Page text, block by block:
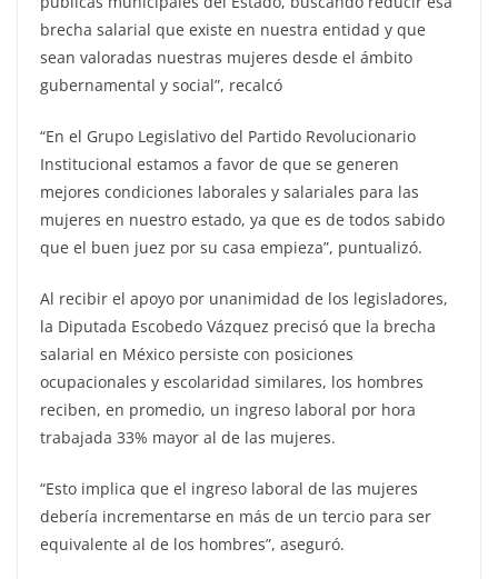
brecha salarial que existe en nuestra entidad y que
sean valoradas nuestras mujeres desde el ámbito
gubernamental y social”, recalcó
“En el Grupo Legislativo del Partido Revolucionario
Institucional estamos a favor de que se generen
mejores condiciones laborales y salariales para las
mujeres en nuestro estado, ya que es de todos sabido
que el buen juez por su casa empieza”, puntualizó.
Al recibir el apoyo por unanimidad de los legisladores,
la Diputada Escobedo Vázquez precisó que la brecha
salarial en México persiste con posiciones
ocupacionales y escolaridad similares, los hombres
reciben, en promedio, un ingreso laboral por hora
trabajada 33% mayor al de las mujeres.
“Esto implica que el ingreso laboral de las mujeres
debería incrementarse en más de un tercio para ser
equivalente al de los hombres”, aseguró.